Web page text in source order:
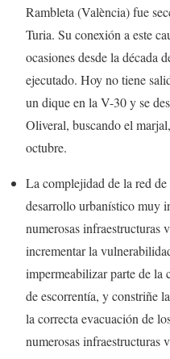
Rambleta (València) fue
Turia. Su conexión a este
ocasiones desde la década
ejecutado. Hoy no tiene
un dique en la V-30 y se
Oliveral, buscando el
octubre.
La complejidad de la red de
desarrollo urbanístico muy
numerosas infraestructuras
incrementar la
impermeabilizar parte de la
de escorrentía, y constriñe
la correcta evacuación de
numerosas